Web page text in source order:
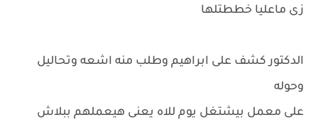
زى ماعليا خططتلها
الدكتور كشف على ابراهيم وطلب منه اشعه وتحاليل
وحوله
على معمل بيشتغل يوم للاه يعنى هيعملهم ببلاش